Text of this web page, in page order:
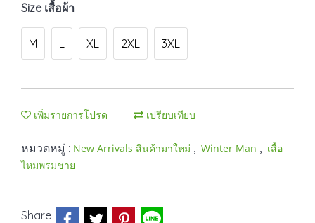
Size เสื้อผ้า
M L XL 2XL 3XL
เพิ่มรายการโปรด เปรียบเทียบ
หมวดหมู่ : New Arrivals สินค้ามาใหม่ , Winter Man , เสื้อ
ไหมพรมชาย
Share